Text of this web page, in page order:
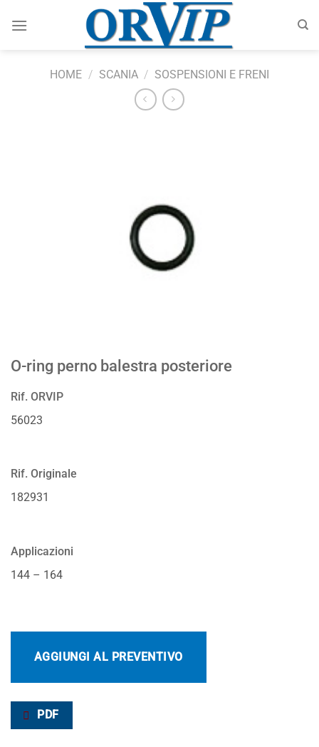
HOME / SCANIA / SOSPENSIONI E FRENI
O-ring perno balestra posteriore
Rif. ORVIP
56023
Rif. Originale
182931
Applicazioni
144 – 164
AGGIUNGI AL PREVENTIVO
PDF